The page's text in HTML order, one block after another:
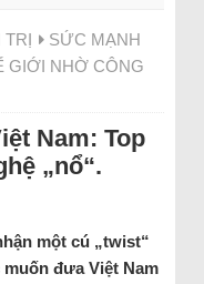
TRỊ
SỨC MẠNH
GIỚI NHỜ CÔNG
Nam: Top
„nổ“.
một cú „twist“
đưa Việt Nam